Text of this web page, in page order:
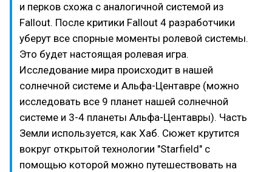
и перков схожа с аналогичной системой из
Fallout. После критики Fallout 4 разработчики
уберут все спорные моменты ролевой системы.
Это будет настоящая ролевая игра.
Исследование мира происходит в нашей
солнечной системе и Альфа-Центавре (можно
исследовать все 9 планет нашей солнечной
системе и 3-4 планеты Альфа-Центавры). Часть
Земли используется, как Хаб. Сюжет крутится
вокруг открытой технологии "Starfield" с
помощью которой можно путешествовать на